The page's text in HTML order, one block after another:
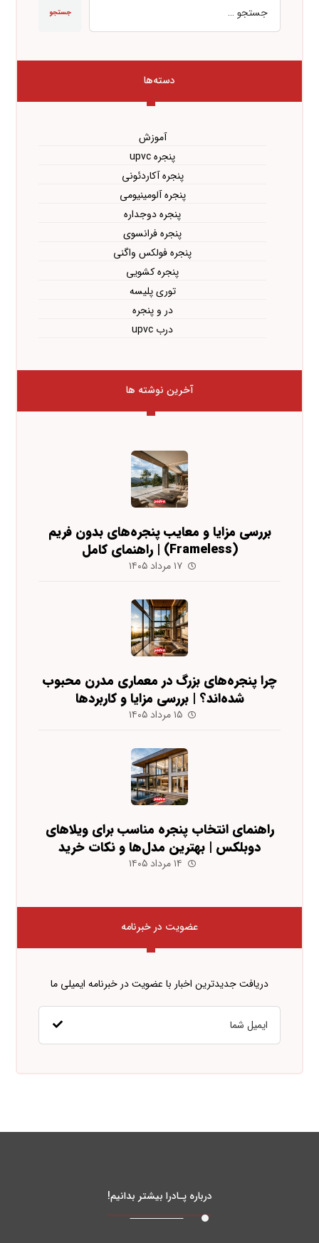
جستجو
دسته‌ها
آموزش
پنجره upvc
پنجره آکاردئونی
پنجره آلومینیومی
پنجره دوجداره
پنجره فرانسوی
پنجره فولکس واگنی
پنجره کشویی
توری پلیسه
در و پنجره
درب upvc
آخرین نوشته ها
بررسی مزایا و معایب پنجره‌های بدون فریم
(Frameless) | راهنمای کامل
۱۷ مرداد ۱۴۰۵
چرا پنجره‌های بزرگ در معماری مدرن محبوب
شده‌اند؟ | بررسی مزایا و کاربردها
۱۵ مرداد ۱۴۰۵
راهنمای انتخاب پنجره مناسب برای ویلاهای
دوبلکس | بهترین مدل‌ها و نکات خرید
۱۴ مرداد ۱۴۰۵
عضویت در خبرنامه
دریافت جدیدترین اخبار با عضویت در خبرنامه ایمیلی ما
درباره پـادرا بیشتر بدانیم!